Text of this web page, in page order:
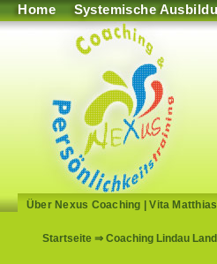
Home Systemische
Über Nexus Coaching |Vita
Startseite ⇒ Coaching Lindau